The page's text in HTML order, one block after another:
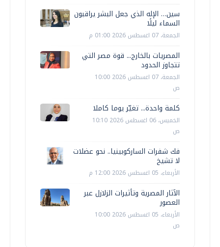
سين… الإله الذي جعل البشر يراقبون
السماء ليلًا
الجمعة، 07 اغسطس 2026 01:00 م
المصريات بالخارج... قوة مصر التي
تتجاوز الحدود
الجمعة، 07 اغسطس 2026 10:00
ص
كلمة واحدة... تغيّر يوما كاملا
الخميس، 06 اغسطس 2026 10:10
ص
فك شفرات الساركوبينيا.. نحو عضلات
لا تشيخ
الأربعاء، 05 اغسطس 2026 12:00 م
الآثار المصرية وتأثيرات الزلازل عبر
العصور
الأربعاء، 05 اغسطس 2026 10:00
ص